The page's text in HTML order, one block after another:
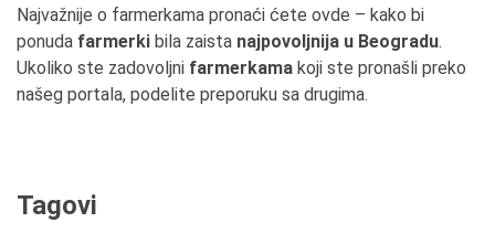
Najvažnije o farmerkama pronaći ćete ovde – kako bi
ponuda farmerki bila zaista najpovoljnija u Beogradu.
Ukoliko ste zadovoljni farmerkama koji ste pronašli preko
našeg portala, podelite preporuku sa drugima.
Tagovi